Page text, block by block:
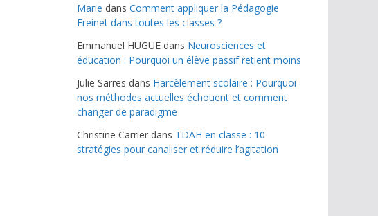
Marie dans Comment appliquer la Pédagogie
Freinet dans toutes les classes ?
Emmanuel HUGUE dans Neurosciences et
éducation : Pourquoi un élève passif retient moins
Julie Sarres dans Harcèlement scolaire : Pourquoi
nos méthodes actuelles échouent et comment
changer de paradigme
Christine Carrier dans TDAH en classe : 10
stratégies pour canaliser et réduire l’agitation